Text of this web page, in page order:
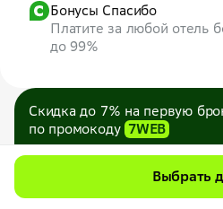
Бонусы Спасибо
Платите за любой отель
до 99%
Скидка до 7% на первую
по промокоду 7WEB
Максимум — 1000 ₽
Выбрать